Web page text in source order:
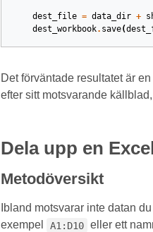
dest_file = data_dir +
dest_workbook. save(
Det förväntade resultatet är
efter sitt motsvarande
Dela upp en
Metodöversikt
Ibland motsvarar inte datan
exempel
A1:D10 eller ett